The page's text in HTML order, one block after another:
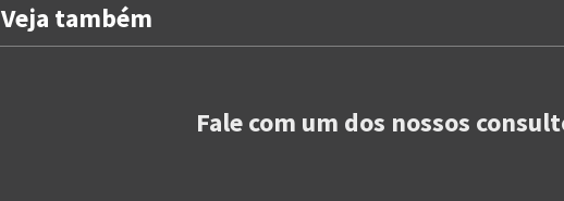
Veja também
Fale com um dos nossos